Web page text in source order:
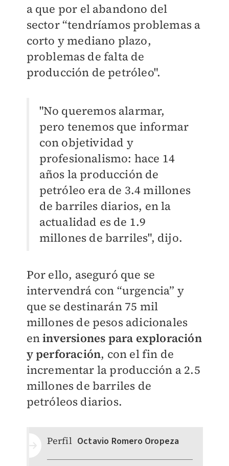
a que por el abandono del
sector “tendríamos problemas a
corto y mediano plazo,
problemas de falta de
producción de petróleo".
"No queremos alarmar,
pero tenemos que informar
con objetividad y
profesionalismo: hace 14
años la producción de
petróleo era de 3.4 millones
de barriles diarios, en la
actualidad es de 1.9
millones de barriles", dijo.
Por ello, aseguró que se
intervendrá con “urgencia” y
que se destinarán 75 mil
millones de pesos adicionales
eninversiones para exploración
y perforación, con el fin de
incrementar la producción a 2.5
millones de barriles de
petróleos diarios.
Perfil Octavio Romero Oropeza